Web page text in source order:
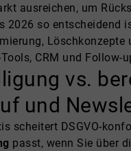
ausreichen, um
2026 so entscheidend
CRM und
vs.
und
scheitert DSGVO-
passt, wenn Sie über